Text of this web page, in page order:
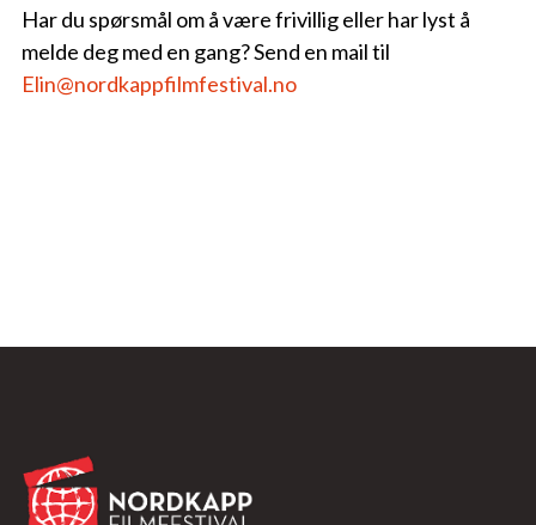
Har du spørsmål om å være frivillig eller har lyst å
melde deg med en gang? Send en mail til
Elin@nordkappfilmfestival.no